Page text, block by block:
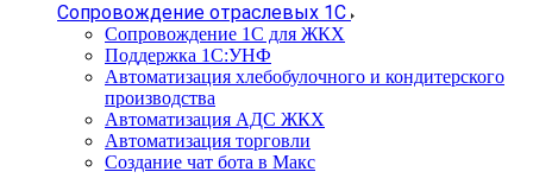
Сопровождение отраслевых 1С
Сопровождение 1С для ЖКХ
Поддержка 1С:УНФ
Автоматизация хлебобулочного и кондитерского
производства
Автоматизация АДС ЖКХ
Автоматизация торговли
Создание чат бота в Макс